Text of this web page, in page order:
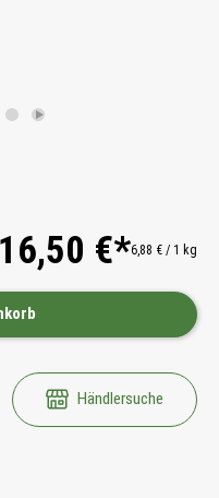
16,50 €*6,88 € / 1 kg
Händlersuche